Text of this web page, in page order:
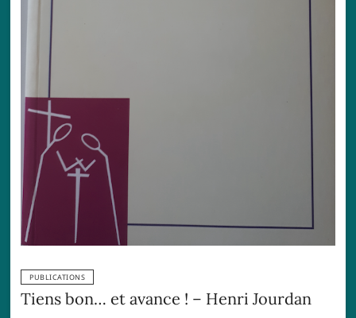
PUBLICATIONS
Tiens bon… et avance ! – Henri Jourdan